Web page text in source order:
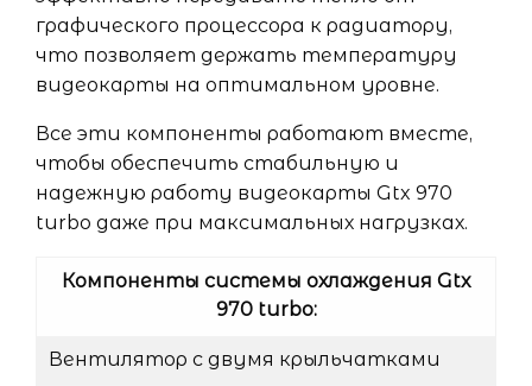
графического процессора к радиатору,
что позволяет держать температуру
видеокарты на оптимальном уровне.
Все эти компоненты работают вместе,
чтобы обеспечить стабильную и
надежную работу видеокарты Gtx 970
turbo даже при максимальных нагрузках.
Компоненты системы охлаждения Gtx
970 turbo:
Вентилятор с двумя крыльчатками